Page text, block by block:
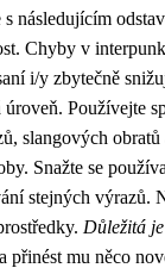
následujícím
Chyby v
i/y zbytečně
Používejte
slangových
Snažte se
stejných výrazů.
Důležitá
přinést mu něco